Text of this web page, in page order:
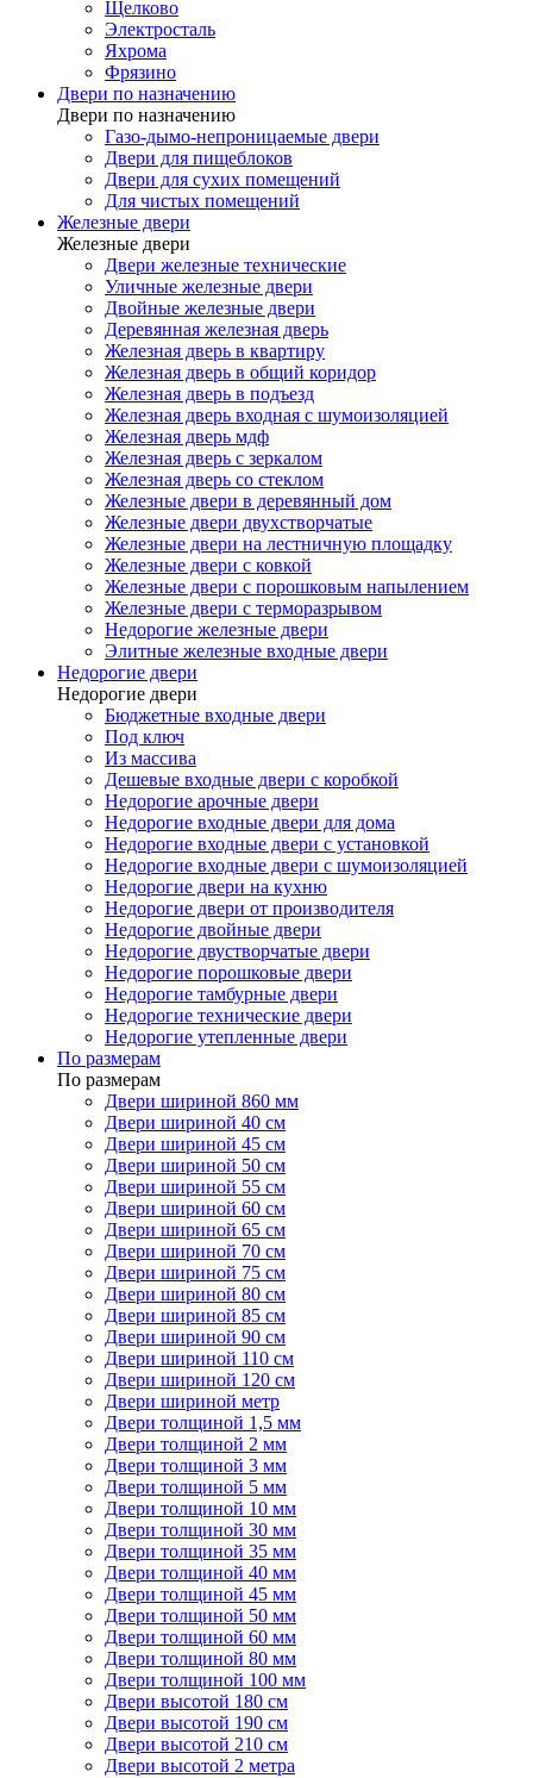
Щелково
Электросталь
Яхрома
Фрязино
Двери по назначению
Двери по назначению
Газо-дымо-непроницаемые двери
Двери для пищеблоков
Двери для сухих помещений
Для чистых помещений
Железные двери
Железные двери
Двери железные технические
Уличные железные двери
Двойные железные двери
Деревянная железная дверь
Железная дверь в квартиру
Железная дверь в общий коридор
Железная дверь в подъезд
Железная дверь входная с шумоизоляцией
Железная дверь мдф
Железная дверь с зеркалом
Железная дверь со стеклом
Железные двери в деревянный дом
Железные двери двухстворчатые
Железные двери на лестничную площадку
Железные двери с ковкой
Железные двери с порошковым напылением
Железные двери с терморазрывом
Недорогие железные двери
Элитные железные входные двери
Недорогие двери
Недорогие двери
Бюджетные входные двери
Под ключ
Из массива
Дешевые входные двери с коробкой
Недорогие арочные двери
Недорогие входные двери для дома
Недорогие входные двери с установкой
Недорогие входные двери с шумоизоляцией
Недорогие двери на кухню
Недорогие двери от производителя
Недорогие двойные двери
Недорогие двустворчатые двери
Недорогие порошковые двери
Недорогие тамбурные двери
Недорогие технические двери
Недорогие утепленные двери
По размерам
По размерам
Двери шириной 860 мм
Двери шириной 40 см
Двери шириной 45 см
Двери шириной 50 см
Двери шириной 55 см
Двери шириной 60 см
Двери шириной 65 см
Двери шириной 70 см
Двери шириной 75 см
Двери шириной 80 см
Двери шириной 85 см
Двери шириной 90 см
Двери шириной 110 см
Двери шириной 120 см
Двери шириной метр
Двери толщиной 1,5 мм
Двери толщиной 2 мм
Двери толщиной 3 мм
Двери толщиной 5 мм
Двери толщиной 10 мм
Двери толщиной 30 мм
Двери толщиной 35 мм
Двери толщиной 40 мм
Двери толщиной 45 мм
Двери толщиной 50 мм
Двери толщиной 60 мм
Двери толщиной 80 мм
Двери толщиной 100 мм
Двери высотой 180 см
Двери высотой 190 см
Двери высотой 210 см
Двери высотой 2 метра